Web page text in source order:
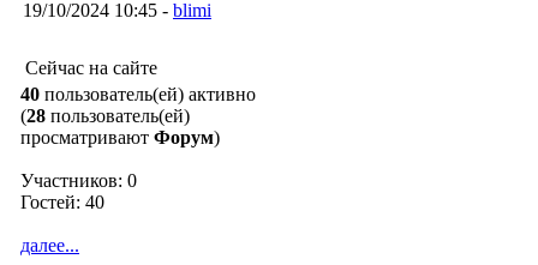
19/10/2024 10:45 - blimi
Сейчас на сайте
40 пользователь(ей) активно
(28 пользователь(ей)
просматривают Форум)
Участников: 0
Гостей: 40
далее...